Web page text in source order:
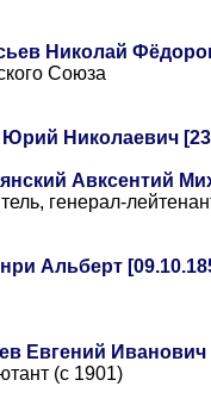
Николай
Союза
Юрий Николаевич
Авксентий
генерал-
Альберт
Евгений Иванович
(с 1901)